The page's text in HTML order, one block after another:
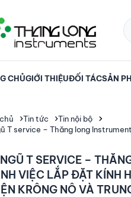
CHỦGIỚI THIỆUĐỐI TÁCSẢN
Tin tức
Tin nội bộ
T service – Thăng long
T SERVICE –
VIỆC LẮP ĐẶT KÍNH
KRÔNG NÔ VÀ